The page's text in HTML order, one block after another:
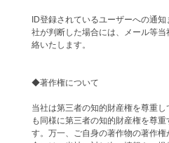
ID登録されているユーザーへの通
社が判断した場合には、メール等
絡いたします。
◆著作権について
当社は第三者の知的財産権を尊重
も同様に第三者の知的財産権を尊
す。万一、ご自身の著作物の著作